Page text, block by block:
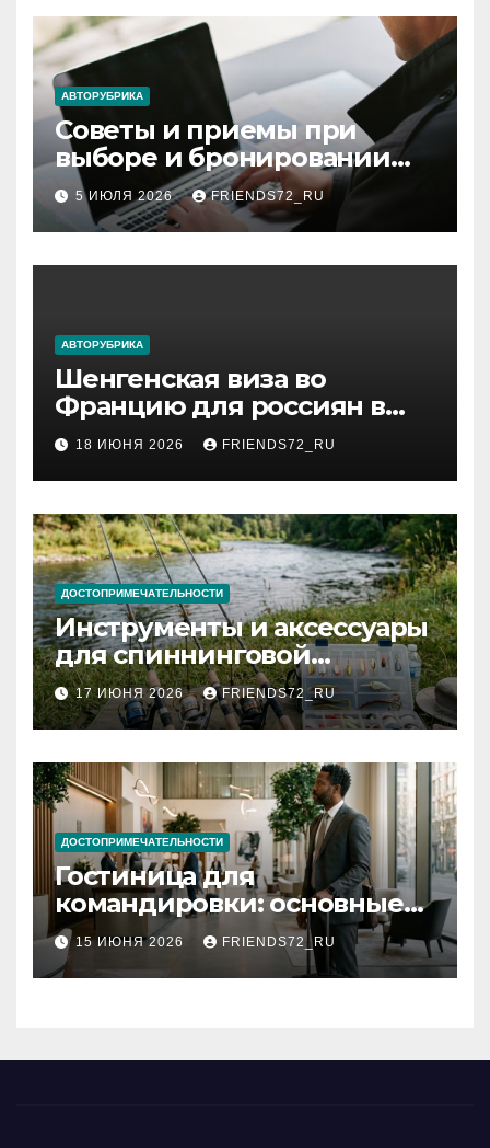
АВТОРУБРИКА
Советы и приемы при
выборе и бронировании
авиабилетов
5 ИЮЛЯ 2026 FRIENDS72_RU
АВТОРУБРИКА
Шенгенская виза во
Францию для россиян в
2026 году: сроки от 3 дней
и список необходимых
документов
18 ИЮНЯ 2026 FRIENDS72_RU
ДОСТОПРИМЕЧАТЕЛЬНОСТИ
Инструменты и аксессуары
для спиннинговой
рыбалки: назначение и
типы
17 ИЮНЯ 2026 FRIENDS72_RU
ДОСТОПРИМЕЧАТЕЛЬНОСТИ
Гостиница для
командировки: основные
критерии выбора
15 ИЮНЯ 2026 FRIENDS72_RU